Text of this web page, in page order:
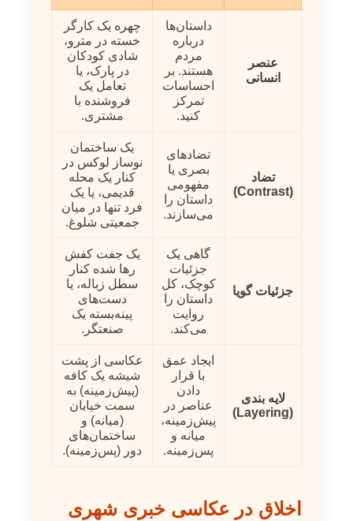
عنصر
انسانی
داستان‌ها
درباره
مردم
هستند. بر
احساسات
تمرکز
کنید.
چهره یک کارگر
خسته در مترو،
شادی کودکان
در پارک، یا
تعامل یک
فروشنده با
مشتری.
تضاد
(Contrast)
تضادهای
بصری یا
مفهومی
داستان را
می‌سازند.
یک ساختمان
نوساز لوکس در
کنار یک محله
قدیمی، یا یک
فرد تنها در میان
جمعیتی شلوغ.
جزئیات گویا
گاهی یک
جزئیات
کوچک، کل
داستان را
روایت
می‌کند.
یک جفت کفش
رها شده کنار
سطل زباله، یا
دست‌های
پینه‌بسته یک
صنعتگر.
لایه بندی
(Layering)
ایجاد عمق
با قرار
دادن
عناصر در
پیش‌زمینه،
میانه و
پس‌زمینه.
عکاسی از پشت
شیشه یک کافه
(پیش‌زمینه) به
سمت خیابان
(میانه) و
ساختمان‌های
دور (پس‌زمینه).
اخلاق در عکاسی خبری شهری